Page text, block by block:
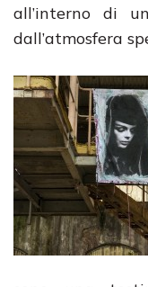
all’interno di
dall’atmosfera